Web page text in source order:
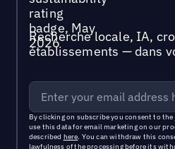
Recherche locale, IA,
établissements — dans
By clicking on subscribe you consent to the
use this data for email marketing on our
described here. You can withdraw this
lawfulness of the processing before its